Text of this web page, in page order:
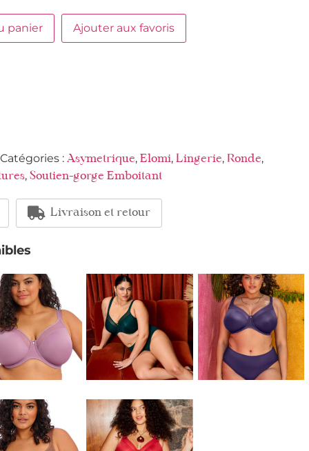
panier Ajouter aux favoris
Catégories : Asymetrique, Elomi, Lingerie, Ronde,
, Soutien-gorge Emboitant
Livraison et retour